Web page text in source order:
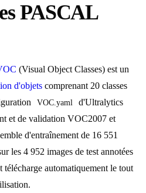
PASCAL
(Visual Object Classes) est un
d'objets comprenant 20 classes
VOC.yaml
d'Ultralytics
et de validation VOC2007 et
d'entraînement de 16 551
les 4 952 images de test annotées
automatiquement le tout